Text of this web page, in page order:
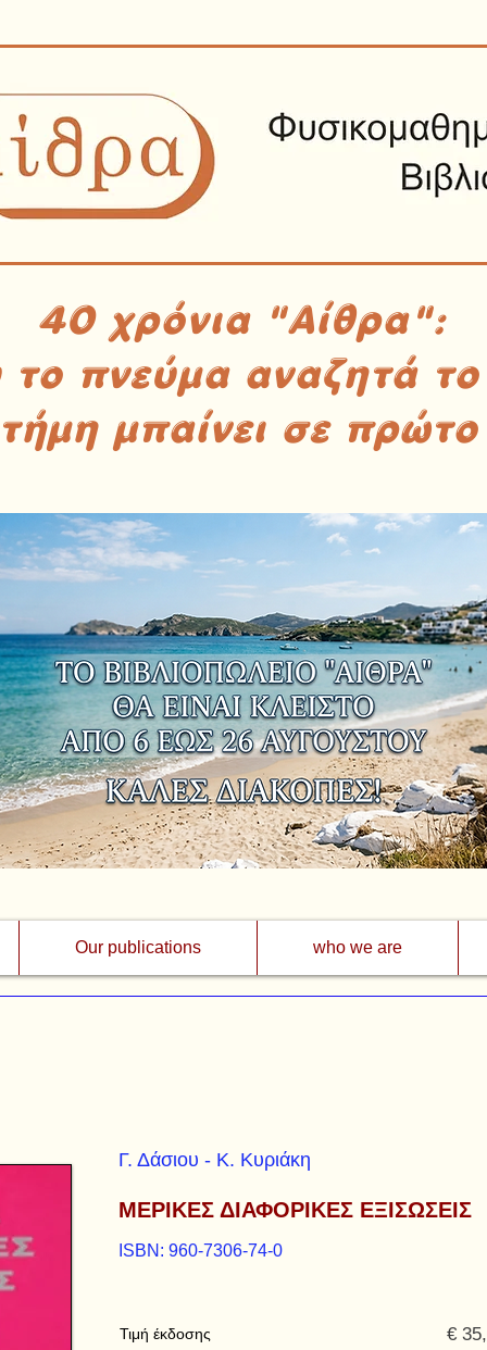
40 χρόνια "Αίθρα":
το πνεύμα αναζητά
μπαίνει σε
Our publications who we are
Γ. Δάσιου - Κ. Κυριάκη
ΜΕΡΙΚΕΣ ΔΙΑΦΟΡΙΚΕΣ ΕΞΙΣΩΣΕΙΣ
ISBN: 960-7306-74-0
Τιμή έκδοσης €